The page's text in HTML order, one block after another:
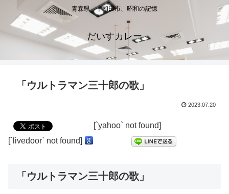
青森県、十和田市、昭和の記憶
だいすカレー
「ウルトラマン三十郎の歌」
2023.07.20
[`yahoo` not found]
[`livedoor` not found]
「ウルトラマン三十郎の歌」